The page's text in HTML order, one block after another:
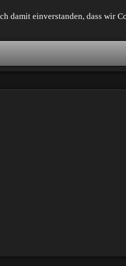
damit einverstanden, dass wir